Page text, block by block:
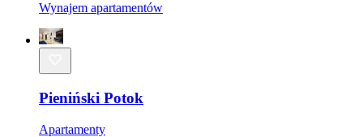
Wynajem apartamentów
Pieniński Potok
Apartamenty